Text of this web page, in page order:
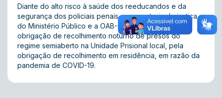
Diante do alto risco à saúde dos reeducandos e da
segurança dos policiais penais, a promotoria de justiça
do Ministério Público e a OAB-GO, requereram a
obrigação de recolhimento noturno de presos do
regime semiaberto na Unidade Prisional local, pela
obrigação de recolhimento em residência, em razão da
pandemia de COVID-19.